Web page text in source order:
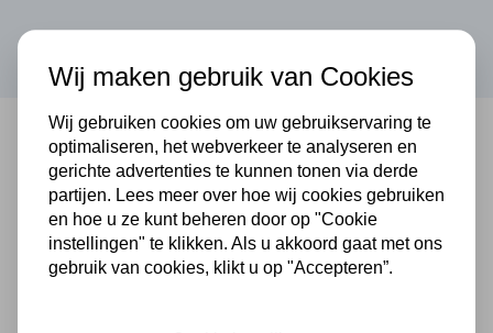
Skoda Elroq
Skoda komt met de Elroq, een compacte
Wij maken gebruik van Cookies
Wij gebruiken cookies om uw gebruikservaring te
optimaliseren, het webverkeer te analyseren en
gerichte advertenties te kunnen tonen via derde
partijen. Lees meer over hoe wij cookies gebruiken
en hoe u ze kunt beheren door op "Cookie
instellingen" te klikken. Als u akkoord gaat met ons
gebruik van cookies, klikt u op "Accepteren”.